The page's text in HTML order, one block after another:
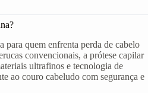
para quem enfrenta perda de cabelo
convencionais, a prótese capilar
ultrafinos e tecnologia de
ao couro cabeludo com segurança e